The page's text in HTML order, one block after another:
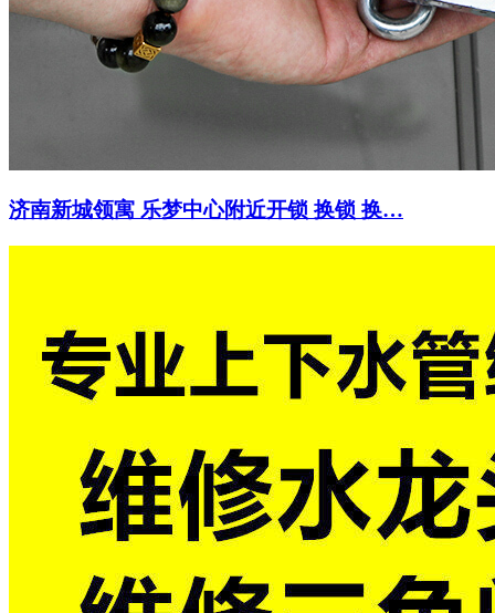
济南新城领寓 乐梦中心附近开锁 换锁 换…